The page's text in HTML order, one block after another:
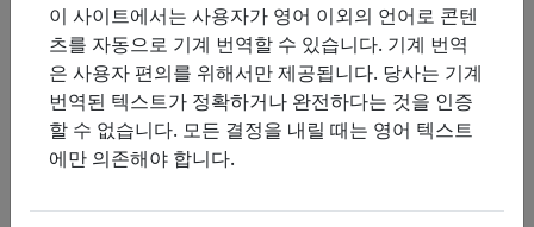
저희는 다음과 같은 서비스를 제공합니다:
임상적 필요와 생활 방식에 맞는 다양한산소 공급 시스
템(휴대용 산소 농축기 포함)
긴급 상황 발생 시 현지공인 호흡기 치료사 및 기술자가
24시간 연중무휴 현장 지원을 제공합니다.
등록된 호흡 치료사가 제공하는 임상 서비스
이 사이트에서는 사용자가 영어 이외의 언어로 콘텐
츠를 자동으로 기계 번역할 수 있습니다. 기계 번역
은 사용자 편의를 위해서만 제공됩니다. 당사는 기계
번역된 텍스트가 정확하거나 완전하다는 것을 인증
할 수 없습니다. 모든 결정을 내릴 때는 영어 텍스트
에만 의존해야 합니다.